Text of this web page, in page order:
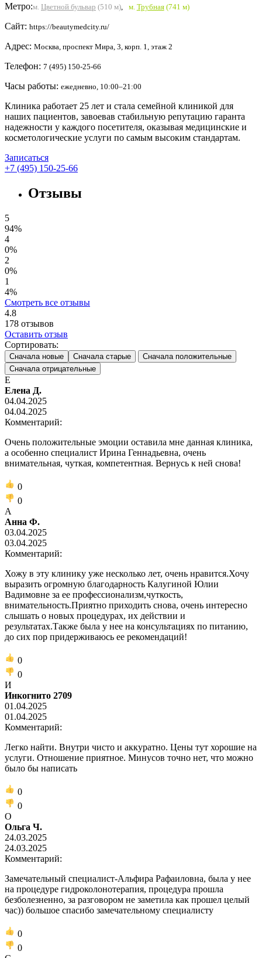
Метро:м. Цветной бульвар (510 м) м. Трубная(741 м)
Сайт: https://beautymedcity.ru/
Адрес: Москва, проспект Мира, 3, корп. 1, этаж 2
Телефон: 7 (495) 150-25-66
Часы работы: ежедневно, 10:00–21:00
Клиника работает 25 лет и стала семейной клиникой для
наших пациентов, завоевав стабильную репутацию гаранта
надежности у каждого посетителя, оказывая медицинские и
косметологические услуги по самым высоким стандартам.
Записаться
+7 (495) 150-25-66
Отзывы
5
94%
4
0%
2
0%
1
4%
Смотреть все отзывы
4.8
178 отзывов
Оставить отзыв
Сортировать:
Сначала новые Сначала старые
Сначала положительные
Сначала отрицательные
Е
Елена Д.
04.04.2025
04.04.2025
Комментарий:
Очень положительные эмоции оставила мне данная клиника,
а особенно специалист Ирина Геннадьевна, очень
внимательная, чуткая, компетентная. Вернусь к ней снова!
0
0
А
Анна Ф.
03.04.2025
03.04.2025
Комментарий:
Хожу в эту клинику уже несколько лет, очень нравится.Хочу
выразить огромную благодарность Калугиной Юлии
Вадимовне за ее профессионализм,чуткость,
внимательность.Приятно приходить снова, очень интересно
слышать о новых процедурах, их действии и
результатах.Также была у нее на консультациях по питанию,
до сих пор придерживаюсь ее рекомендаций!
0
0
И
Инкогнито 2709
01.04.2025
01.04.2025
Комментарий:
Легко найти. Внутри чисто и аккуратно. Цены тут хорошие на
услуги. Отношение приятное. Минусов точно нет, что можно
было бы написать
0
0
О
Ольга Ч.
24.03.2025
24.03.2025
Комментарий:
Замечательный специалист-Альфира Рафаиловна, была у нее
на процедуре гидроколонотерапия, процедура прошла
безболезненно, за разговором не заметила как прошел целый
час)) большое спасибо замечательному специалисту
0
0